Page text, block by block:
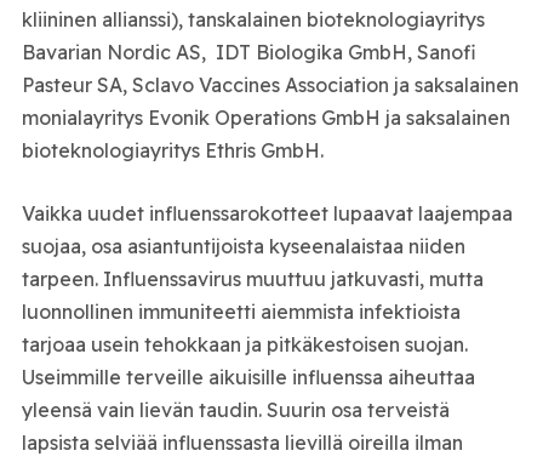
kliininen allianssi), tanskalainen bioteknologiayritys
Bavarian Nordic AS, IDT Biologika GmbH, Sanofi
Pasteur SA, Sclavo Vaccines Association ja saksalainen
monialayritys Evonik Operations GmbH ja saksalainen
bioteknologiayritys Ethris GmbH.
Vaikka uudet influenssarokotteet lupaavat laajempaa
suojaa, osa asiantuntijoista kyseenalaistaa niiden
tarpeen. Influenssavirus muuttuu jatkuvasti, mutta
luonnollinen immuniteetti aiemmista infektioista
tarjoaa usein tehokkaan ja pitkäkestoisen suojan.
Useimmille terveille aikuisille influenssa aiheuttaa
yleensä vain lievän taudin. Suurin osa terveistä
lapsista selviää influenssasta lievillä oireilla ilman